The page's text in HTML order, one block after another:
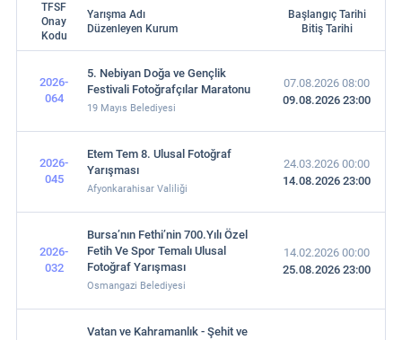
TFSF
Onay
Kodu
Yarışma Adı
Düzenleyen Kurum
Başlangıç Tarihi
Bitiş Tarihi
2026-
064
5. Nebiyan Doğa ve Gençlik
Festivali Fotoğrafçılar Maratonu
19 Mayıs Belediyesi
07.08.2026 08:00
09.08.2026 23:00
2026-
045
Etem Tem 8. Ulusal Fotoğraf
Yarışması
Afyonkarahisar Valiliği
24.03.2026 00:00
14.08.2026 23:00
2026-
032
Bursa’nın Fethi’nin 700.Yılı Özel
Fetih Ve Spor Temalı Ulusal
Fotoğraf Yarışması
Osmangazi Belediyesi
14.02.2026 00:00
25.08.2026 23:00
Vatan ve Kahramanlık - Şehit ve